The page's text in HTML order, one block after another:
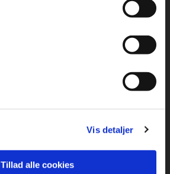
Vis detaljer
Tillad alle cookies